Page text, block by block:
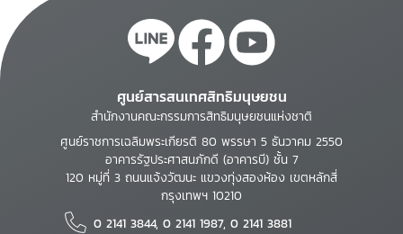
ศูนย์สารสนเทศสิทธิมนุษยชน
สำนักงานคณะกรรมการสิทธิมนุษยชนแห่งชาติ
ศูนย์ราชการเฉลิมพระเกียรติ 80 พรรษา 5 ธันวาคม 2550
อาคารรัฐประศาสนภักดี (อาคารบี) ชั้น 7
120 หมู่ที่ 3 ถนนแจ้งวัฒนะ แขวงทุ่งสองห้อง เขตหลักสี่
กรุงเทพฯ 10210
0 2141 3844, 0 2141 1987, 0 2141 3881